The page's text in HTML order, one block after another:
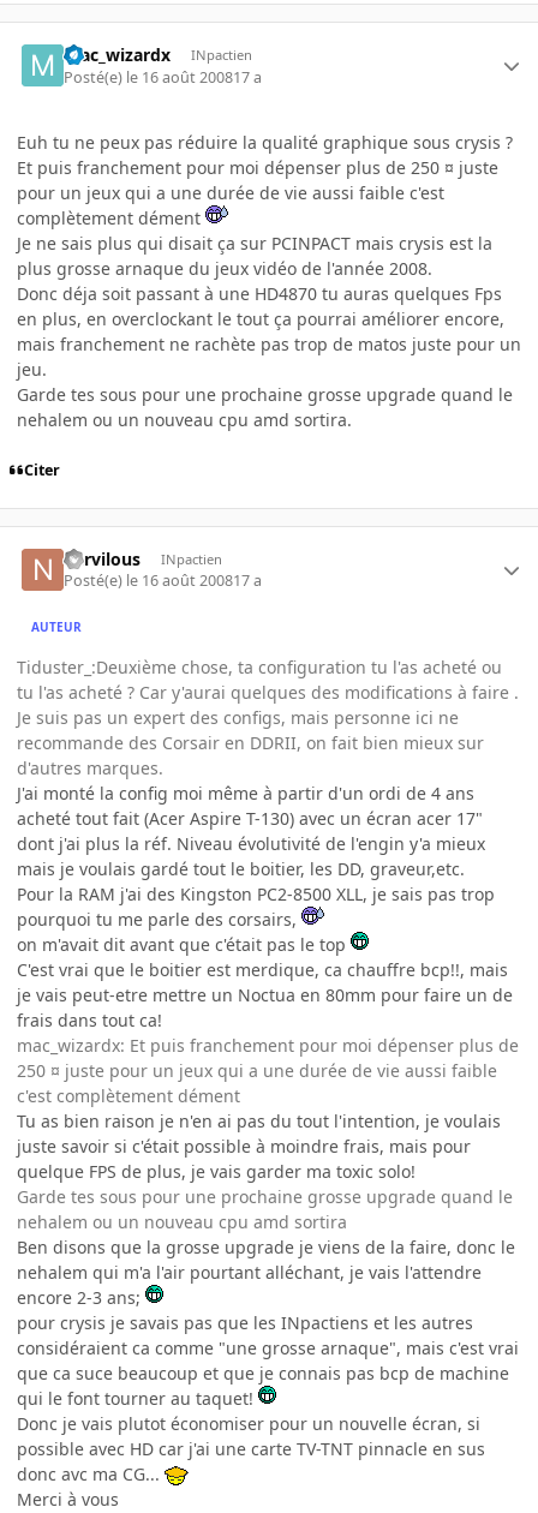
mac_wizardx INpactien
Posté(e) le 16 août 200817 a
Euh tu ne peux pas réduire la qualité graphique sous crysis ?
Et puis franchement pour moi dépenser plus de 250 ¤ juste
pour un jeux qui a une durée de vie aussi faible c'est
complètement dément
Je ne sais plus qui disait ça sur PCINPACT mais crysis est la
plus grosse arnaque du jeux vidéo de l'année 2008.
Donc déja soit passant à une HD4870 tu auras quelques Fps
en plus, en overclockant le tout ça pourrai améliorer encore,
mais franchement ne rachète pas trop de matos juste pour un
jeu.
Garde tes sous pour une prochaine grosse upgrade quand le
nehalem ou un nouveau cpu amd sortira.
Citer
nervilous INpactien
Posté(e) le 16 août 200817 a
AUTEUR
Tiduster_:Deuxième chose, ta configuration tu l'as acheté ou
tu l'as acheté ? Car y'aurai quelques des modifications à faire .
Je suis pas un expert des configs, mais personne ici ne
recommande des Corsair en DDRII, on fait bien mieux sur
d'autres marques.
J'ai monté la config moi même à partir d'un ordi de 4 ans
acheté tout fait (Acer Aspire T-130) avec un écran acer 17"
dont j'ai plus la réf. Niveau évolutivité de l'engin y'a mieux
mais je voulais gardé tout le boitier, les DD, graveur,etc.
Pour la RAM j'ai des Kingston PC2-8500 XLL, je sais pas trop
pourquoi tu me parle des corsairs,
on m'avait dit avant que c'était pas le top
C'est vrai que le boitier est merdique, ca chauffre bcp!!, mais
je vais peut-etre mettre un Noctua en 80mm pour faire un de
frais dans tout ca!
mac_wizardx: Et puis franchement pour moi dépenser plus de
250 ¤ juste pour un jeux qui a une durée de vie aussi faible
c'est complètement dément
Tu as bien raison je n'en ai pas du tout l'intention, je voulais
juste savoir si c'était possible à moindre frais, mais pour
quelque FPS de plus, je vais garder ma toxic solo!
Garde tes sous pour une prochaine grosse upgrade quand le
nehalem ou un nouveau cpu amd sortira
Ben disons que la grosse upgrade je viens de la faire, donc le
nehalem qui m'a l'air pourtant alléchant, je vais l'attendre
encore 2-3 ans;
pour crysis je savais pas que les INpactiens et les autres
considéraient ca comme "une grosse arnaque", mais c'est vrai
que ca suce beaucoup et que je connais pas bcp de machine
qui le font tourner au taquet!
Donc je vais plutot économiser pour un nouvelle écran, si
possible avec HD car j'ai une carte TV-TNT pinnacle en sus
donc avc ma CG...
Merci à vous